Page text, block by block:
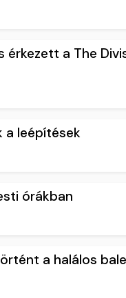
érkezett a The
a leépítések
órákban
a halálos